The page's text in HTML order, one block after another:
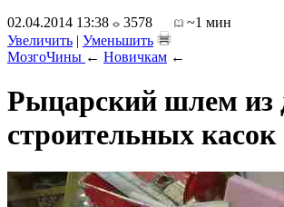
02.04.2014 13:38
3578
~1 мин
Увеличить | Уменьшить
МозгоЧины ← Новичкам ←
Рыцарский шлем из
строительных касок